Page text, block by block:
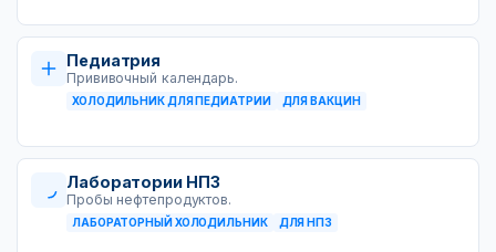
Педиатрия
Прививочный календарь.
ХОЛОДИЛЬНИК ДЛЯ ПЕДИАТРИИ ДЛЯ ВАКЦИН
Лаборатории НПЗ
Пробы нефтепродуктов.
ЛАБОРАТОРНЫЙ ХОЛОДИЛЬНИК ДЛЯ НПЗ